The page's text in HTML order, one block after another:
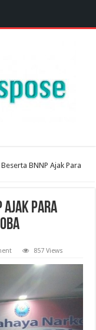
BNNP Ajak Para
Ajak Para
857 Views